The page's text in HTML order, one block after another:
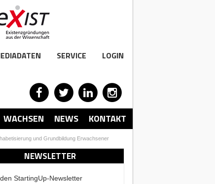
SERVICE LOGIN
WACHSEN NEWS KONTAKT
und Grundbildung Erwachsener
NEWSLETTER
StartingUp-Newsletter